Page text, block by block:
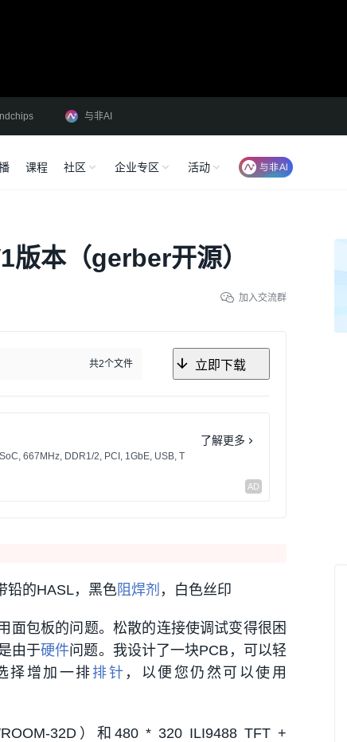
与非AI
课程 社区 企业专区 活动
本（gerber开源）
加入交流群
共2个文件 立即下载
667MHz, DDR1/2, PCI, 1GbE, USB, T
了解更多
铅的HASL，黑色阻焊剂 ，白色丝印
面包板的问题。松散的连接使调试变得很困
由于硬件问题。我设计了一块PCB，可以轻
择增加一排排针 ，以便您仍然可以使用
32D）和480 * 320 ILI9488 TFT +